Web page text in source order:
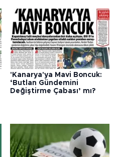
'Kanarya'ya Mavi Boncuk:
‘Butlan Gündemini
Değiştirme Çabası’ mı?